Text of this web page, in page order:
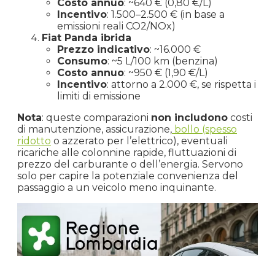
Costo annuo: ~640 € (0,80 €/L)
Incentivo: 1.500–2.500 € (in base a
emissioni reali CO2/NOx)
Fiat Panda ibrida
Prezzo indicativo: ~16.000 €
Consumo: ~5 L/100 km (benzina)
Costo annuo: ~950 € (1,90 €/L)
Incentivo: attorno a 2.000 €, se rispetta i
limiti di emissione
Nota: queste comparazioni non includono costi
di manutenzione, assicurazione, bollo (spesso
ridotto o azzerato per l’elettrico), eventuali
ricariche alle colonnine rapide, fluttuazioni di
prezzo del carburante o dell’energia. Servono
solo per capire la potenziale convenienza del
passaggio a un veicolo meno inquinante.